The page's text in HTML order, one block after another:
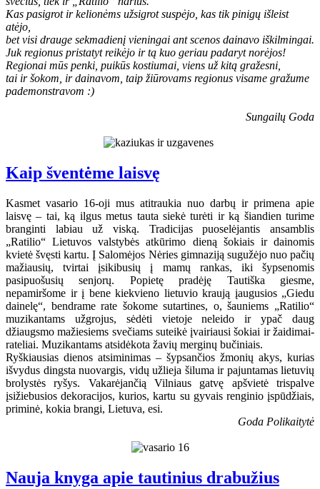
Kas pasigrot ir kelionėms užsigrot suspėjo, kas tik pinigų išleist
atėjo,
bet visi drauge sekmadienį vieningai ant scenos dainavo iškilmingai.
Juk regionus pristatyt reikėjo ir tą kuo geriau padaryt norėjos!
Regionai mūs penki, puikūs kostiumai, viens už kitą gražesni,
tai ir šokom, ir dainavom, taip žiūrovams regionus visame gražume
pademonstravom :)
Sungailų Goda
Kaip šventėme laisvę
Kasmet vasario 16-oji mus atitraukia nuo darbų ir primena apie
laisvę – tai, ką ilgus metus tauta siekė turėti ir ką šiandien turime
branginti labiau už viską. Tradicijas puoselėjantis ansamblis
„Ratilio“ Lietuvos valstybės atkūrimo dieną šokiais ir dainomis
kvietė švęsti kartu. Į Salomėjos Nėries gimnaziją sugužėjo nuo pačių
mažiausių, tvirtai įsikibusių į mamų rankas, iki šypsenomis
pasipuošusių senjorų. Popietę pradėję Tautiška giesme,
nepamiršome ir į bene kiekvieno lietuvio kraują įaugusios „Giedu
dainelę“, bendrame rate šokome sutartines, o, šauniems „Ratilio“
muzikantams užgrojus, sėdėti vietoje neleido ir ypač daug
džiaugsmo mažiesiems svečiams suteikė įvairiausi šokiai ir žaidimai-
rateliai. Muzikantams atsidėkota žavių merginų bučiniais.
Ryškiausias dienos atsiminimas – šypsančios žmonių akys, kurias
išvydus dingsta nuovargis, vidų užlieja šiluma ir pajuntamas lietuvių
brolystės ryšys. Vakarėjančią Vilniaus gatvę apšvietė trispalve
įsižiebusios dekoracijos, kurios, kartu su gyvais renginio įspūdžiais,
priminė, kokia brangi, Lietuva, esi.
Goda Polikaitytė
Nauja knyga apie tautinius drabužius